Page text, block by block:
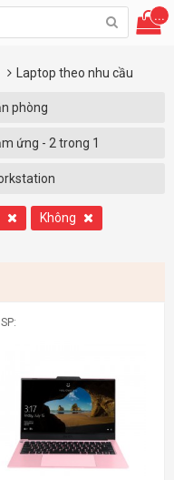
...
Laptop theo nhu cầu
phòng
ứng - 2 trong 1
Không